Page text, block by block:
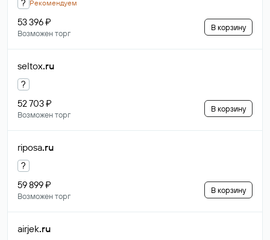
? Рекомендуем
53 396 ₽
Возможен торг
В корзину
seltox.ru
?
52 703 ₽
Возможен торг
В корзину
riposa.ru
?
59 899 ₽
Возможен торг
В корзину
airjek.ru